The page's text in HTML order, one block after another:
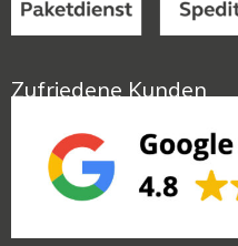
Zufriedene Kunden